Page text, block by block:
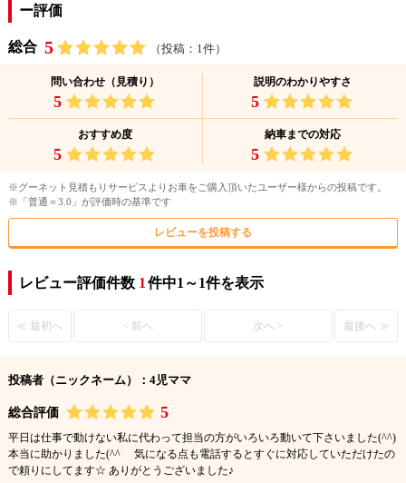
ー評価
総合 5 （投稿：1件）
問い合わせ（見積り）
5
説明のわかりやすさ
5
おすすめ度
5
納車までの対応
5
※グーネット見積もりサービスよりお車をご購入頂いたユーザー様からの投稿です。
※「普通＝3.0」が評価時の基準です
レビューを投稿する
レビュー評価件数 1 件中1～1件を表示
≪ 最初へ < 前へ 次へ > 最後へ ≫
投稿者（ニックネーム）：4児ママ
総合評価 5
平日は仕事で動けない私に代わって担当の方がいろいろ動いて下さいました(^^)
本当に助かりました(^^ゞ 気になる点も電話するとすぐに対応していただけたの
で頼りにしてます☆ ありがとうございました♪